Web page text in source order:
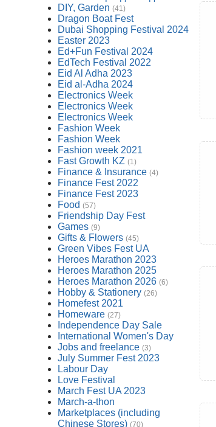
DIY, Garden (41)
Dragon Boat Fest
Dubai Shopping Festival 2024
Easter 2023
Ed+Fun Festival 2024
EdTech Festival 2022
Eid Al Adha 2023
Eid al-Adha 2024
Electronics Week
Electronics Week
Electronics Week
Fashion Week
Fashion Week
Fashion week 2021
Fast Growth KZ (1)
Finance & Insurance (4)
Finance Fest 2022
Finance Fest 2023
Food (57)
Friendship Day Fest
Games (9)
Gifts & Flowers (45)
Green Vibes Fest UA
Heroes Marathon 2023
Heroes Marathon 2025
Heroes Marathon 2026 (6)
Hobby & Stationery (26)
Homefest 2021
Homeware (27)
Independence Day Sale
International Women's Day
Jobs and freelance (3)
July Summer Fest 2023
Labour Day
Love Festival
March Fest UA 2023
March-a-thon
Marketplaces (including
Chinese Stores) (70)